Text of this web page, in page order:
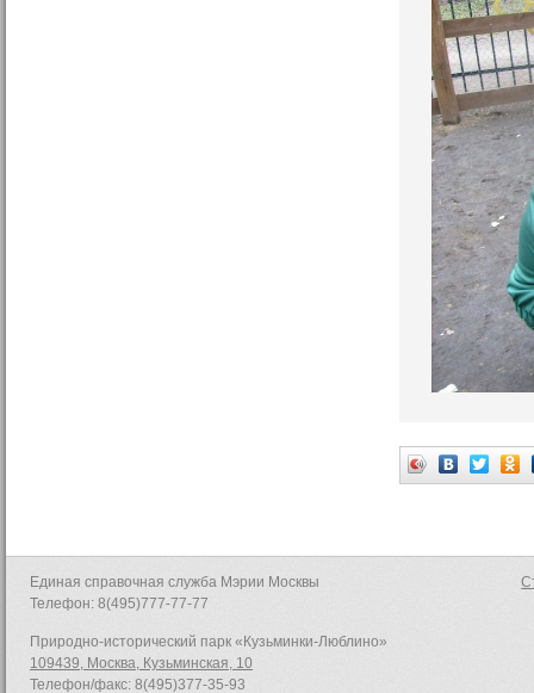
Единая справочная служба Мэрии Москвы
Телефон: 8(495)777-77-77
Природно-исторический парк «Кузьминки-Люблино»
109439, Москва, Кузьминская, 10
Телефон/факс: 8(495)377-35-93